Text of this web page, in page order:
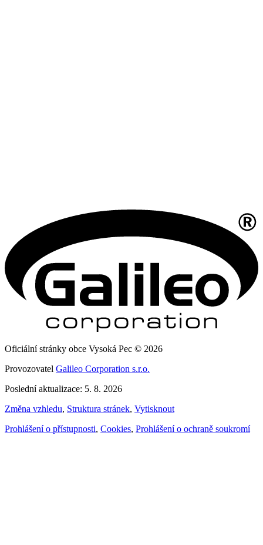
Oficiální stránky obce Vysoká Pec © 2026
Provozovatel Galileo Corporation s.r.o.
Poslední aktualizace: 5. 8. 2026
Změna vzhledu, Struktura stránek, Vytisknout
Prohlášení o přístupnosti, Cookies, Prohlášení o ochraně soukromí